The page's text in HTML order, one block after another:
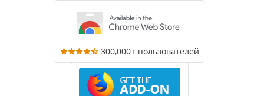
300,000+ пользователей